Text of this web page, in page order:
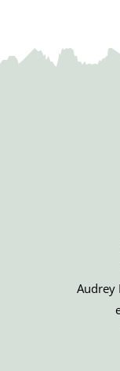
Audrey